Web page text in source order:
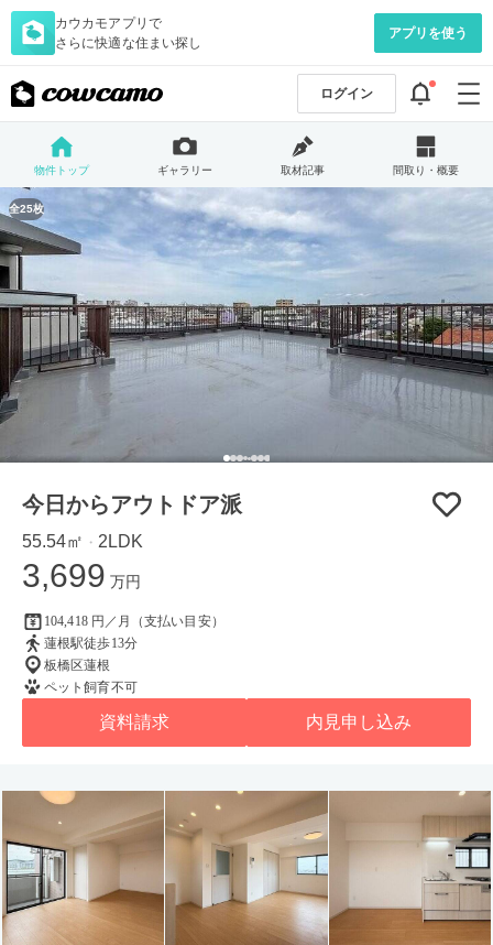
カウカモアプリで
さらに快適な住まい探し
アプリを使う
ログイン
物件トップ ギャラリー 取材記事 間取り・概要
全25枚
今日からアウトドア派
55.54㎡ ・ 2LDK
3,699 万円
104,418 円／月（支払い目安）
蓮根駅徒歩13分
板橋区蓮根
ペット飼育不可
資料請求 内見申し込み